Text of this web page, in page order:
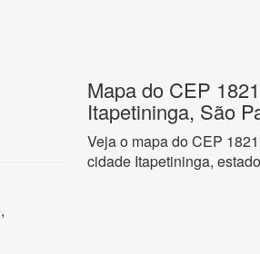
Mapa do CEP
Itapetininga, São
Veja o mapa do CEP
cidade Itapetininga,